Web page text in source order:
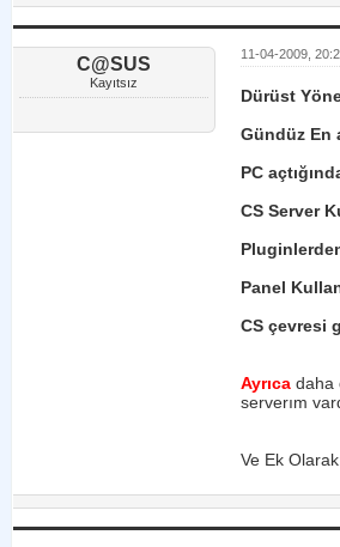
C@SUS
Kayıtsız
11-04-2009,
Dürüst
Gündüz En
PC
CS Server
Panel
CS çevresi
Ayrıcadaha
serverım
Ve Ek